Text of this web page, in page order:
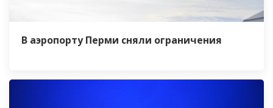
В аэропорту Перми сняли ограничения